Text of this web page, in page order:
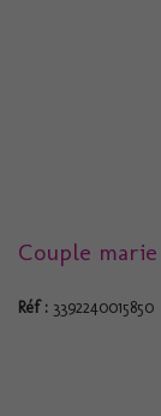
Couple marie
Réf : 3392240015850